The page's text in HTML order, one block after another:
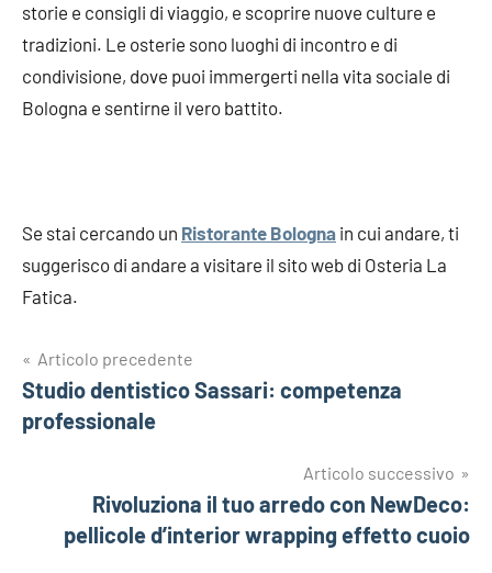
storie e consigli di viaggio, e scoprire nuove culture e
tradizioni. Le osterie sono luoghi di incontro e di
condivisione, dove puoi immergerti nella vita sociale di
Bologna e sentirne il vero battito.
Se stai cercando un Ristorante Bologna in cui andare, ti
suggerisco di andare a visitare il sito web di Osteria La
Fatica.
Navigazione
articoli
Articolo precedente
Studio dentistico Sassari: competenza
professionale
Articolo successivo
Rivoluziona il tuo arredo con NewDeco:
pellicole d’interior wrapping effetto cuoio